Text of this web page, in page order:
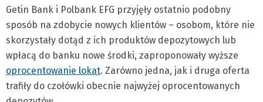
Getin Bank i Polbank EFG przyjęły ostatnio podobny
sposób na zdobycie nowych klientów – osobom, które nie
skorzystały dotąd z ich produktów depozytowych lub
wpłacą do banku nowe środki, zaproponowały wyższe
oprocentowanie lokat. Zarówno jedna, jak i druga oferta
trafiły do czołówki obecnie najwyżej oprocentowanych